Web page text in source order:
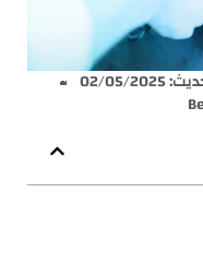
05/2025